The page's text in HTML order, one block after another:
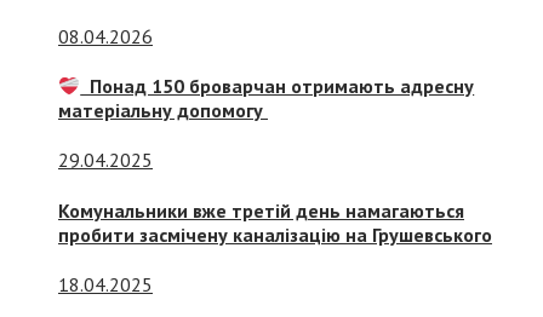
08.04.2026
Понад 150 броварчан отримають адресну
матеріальну допомогу
29.04.2025
Комунальники вже третій день намагаються
пробити засмічену каналізацію на Грушевського
18.04.2025